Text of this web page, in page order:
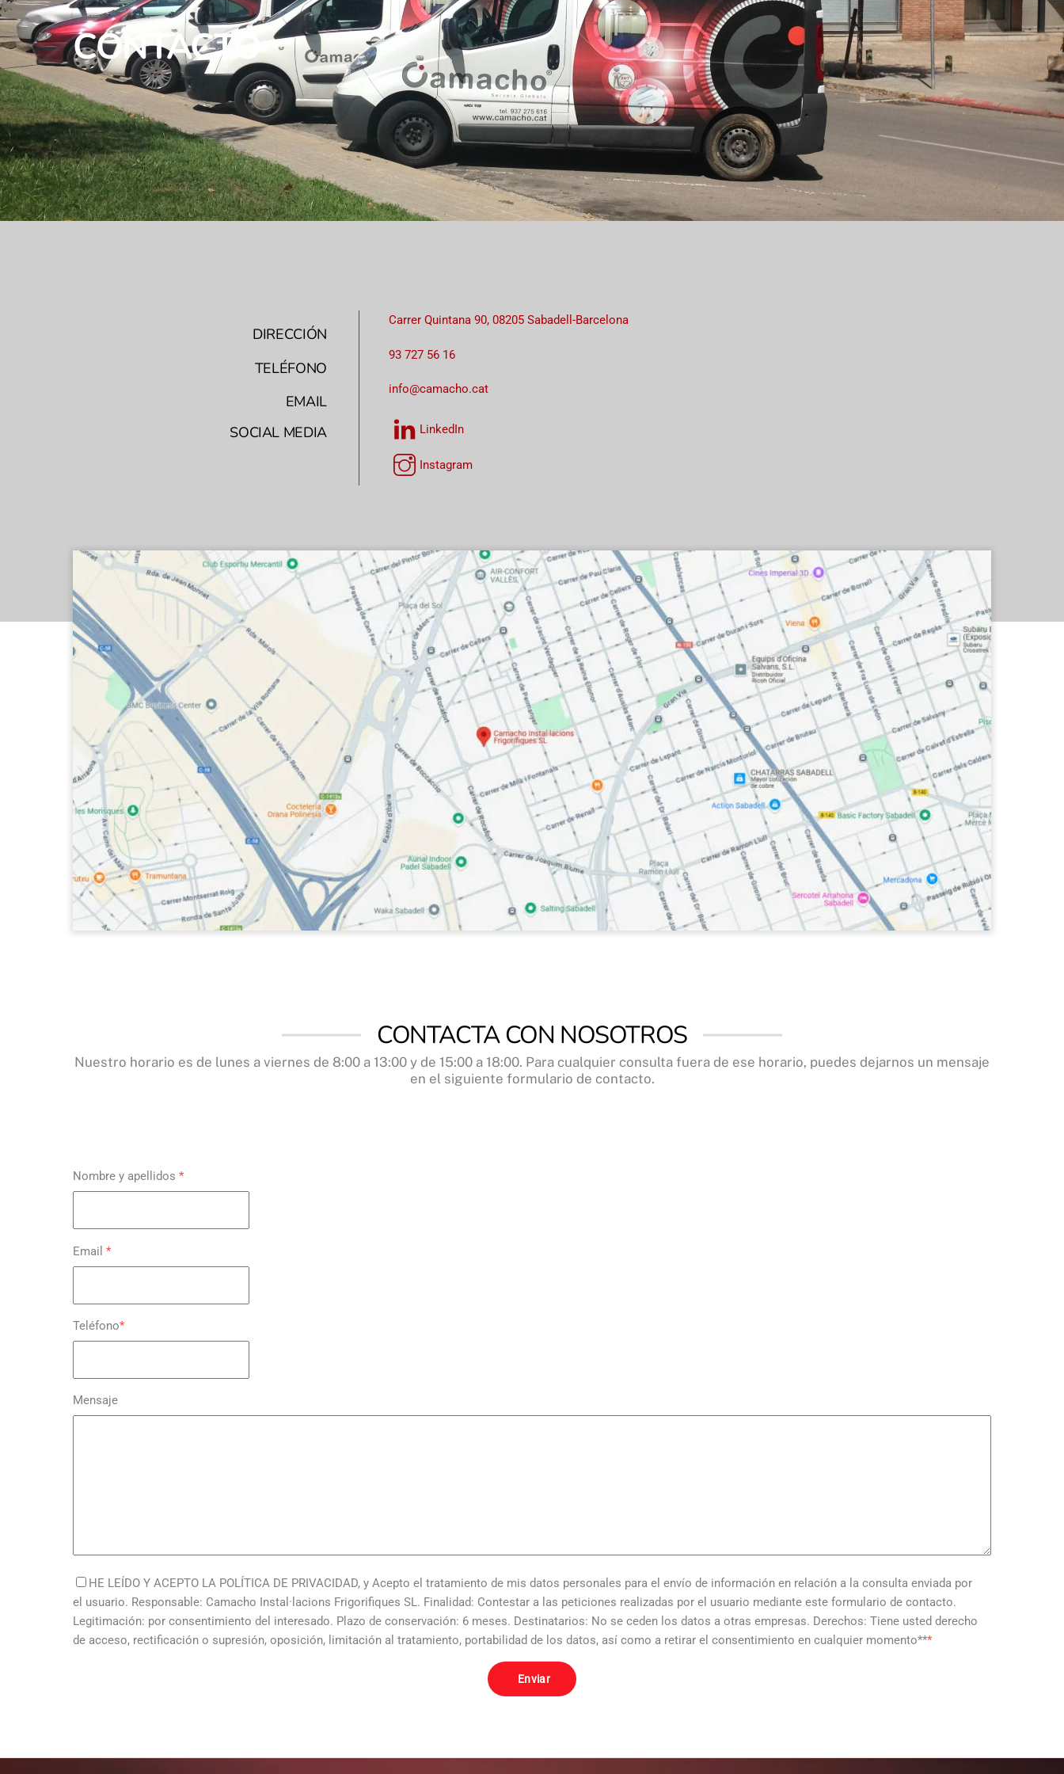
CONTACTO
DIRECCIÓN
Carrer Quintana 90, 08205 Sabadell-Barcelona
TELÉFONO
93 727 56 16
EMAIL
info@camacho.cat
SOCIAL MEDIA LinkedIn
Instagram
CONTACTA CON NOSOTROS
Nuestro horario es de lunes a viernes de 8:00 a 13:00 y de 15:00 a 18:00. Para cualquier consulta fuera de ese horario, puedes dejarnos un mensaje
en el siguiente formulario de contacto.
Nombre y apellidos *
Email *
Teléfono*
Mensaje
HE LEÍDO Y ACEPTO LA POLÍTICA DE PRIVACIDAD, y Acepto el tratamiento de mis datos personales para el envío de información en relación a la consulta enviada por
el usuario. Responsable: Camacho Instal·lacions Frigorifiques SL. Finalidad: Contestar a las peticiones realizadas por el usuario mediante este formulario de contacto.
Legitimación: por consentimiento del interesado. Plazo de conservación: 6 meses. Destinatarios: No se ceden los datos a otras empresas. Derechos: Tiene usted derecho
de acceso, rectificación o supresión, oposición, limitación al tratamiento, portabilidad de los datos, así como a retirar el consentimiento en cualquier momento***
Enviar